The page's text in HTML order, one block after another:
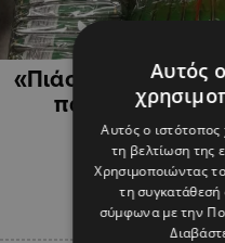
«Πιάστηκε» στο
πακέτα
Αυτός
Αυτός ο ιστότοπος
τη βελτίωση της
Χρησιμοποιώντας
τη συγκατάθεσή
σύμφωνα με την